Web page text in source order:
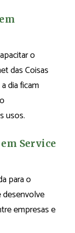
o
das Coisas
dia ficam
usos.
Service
para o
desenvolve
empresas e